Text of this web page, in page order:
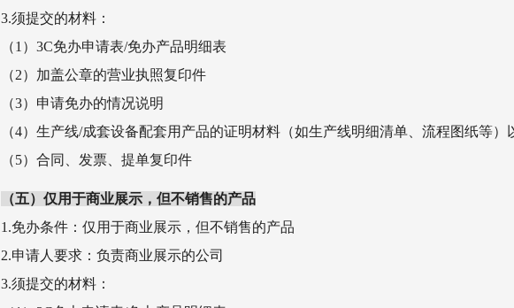
3.须提交的材料：
（1）3C免办申请表/免办产品明细表
（2）加盖公章的营业执照复印件
（3）申请免办的情况说明
（4）生产线/成套设备配套用产品的证明材料（如生产线明细清单、流程图纸等）
（5）合同、发票、提单复印件
（五）仅用于商业展示，但不销售的产品
1.免办条件：仅用于商业展示，但不销售的产品
2.申请人要求：负责商业展示的公司
3.须提交的材料：